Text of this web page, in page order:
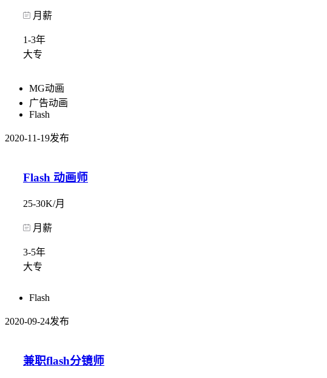
月薪
1-3年
大专
MG动画
广告动画
Flash
2020-11-19发布
Flash 动画师
25-30K/月
月薪
3-5年
大专
Flash
2020-09-24发布
兼职flash分镜师